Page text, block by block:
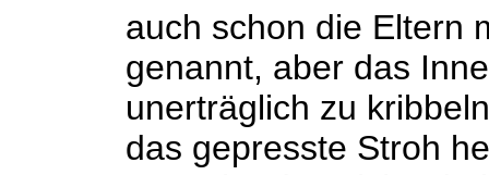
auch schon die Eltern
genannt, aber das
unerträglich zu
das gepresste Stroh